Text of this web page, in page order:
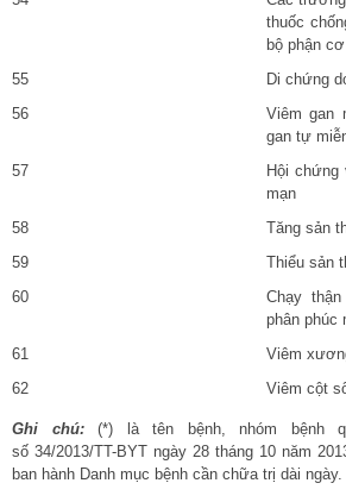
thuốc
bộ phận
55
Di chứng
56
Viêm gan
gan tự
57
Hội chứng
mạn
58
Tăng sản
59
Thiểu sản
60
Chạy
phân phúc
61
Viêm
62
Viêm cột
Ghi chú:(*) là tên bệnh, nhóm bệnh
số 34/2013/TT-BYT ngày 28 tháng 10 năm
ban hành Danh mục bệnh cần chữa trị dài ngày.